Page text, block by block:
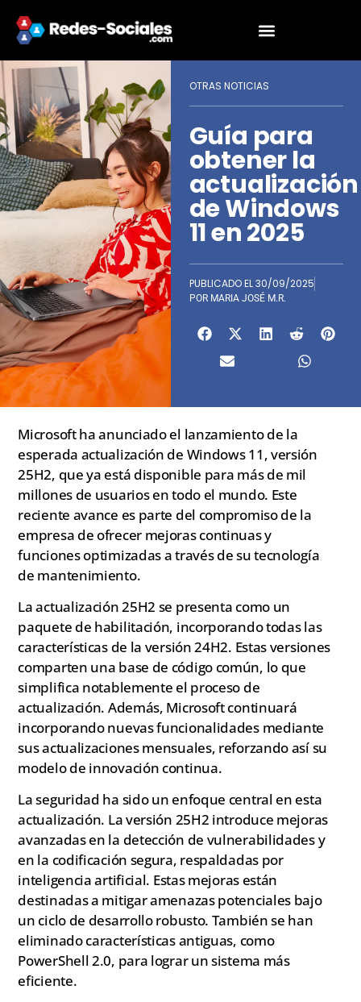
OTRAS NOTICIAS
Guía para
obtener la
actualización
de Windows
11 en 2025
PUBLICADO EL30/09/2025
POR MARIA JOSÉ M.R.
Microsoft ha anunciado el lanzamiento de la
esperada actualización de Windows 11, versión
25H2, que ya está disponible para más de mil
millones de usuarios en todo el mundo. Este
reciente avance es parte del compromiso de la
empresa de ofrecer mejoras continuas y
funciones optimizadas a través de su tecnología
de mantenimiento.
La actualización 25H2 se presenta como un
paquete de habilitación, incorporando todas las
características de la versión 24H2. Estas versiones
comparten una base de código común, lo que
simplifica notablemente el proceso de
actualización. Además, Microsoft continuará
incorporando nuevas funcionalidades mediante
sus actualizaciones mensuales, reforzando así su
modelo de innovación continua.
La seguridad ha sido un enfoque central en esta
actualización. La versión 25H2 introduce mejoras
avanzadas en la detección de vulnerabilidades y
en la codificación segura, respaldadas por
inteligencia artificial. Estas mejoras están
destinadas a mitigar amenazas potenciales bajo
un ciclo de desarrollo robusto. También se han
eliminado características antiguas, como
PowerShell 2.0, para lograr un sistema más
eficiente.